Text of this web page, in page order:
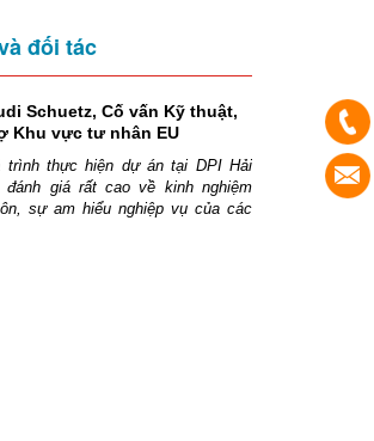
đối tác
Schuetz, Cố vấn Kỹ thuật,
Khu vực tư nhân EU
trình thực hiện dự án tại DPI Hải
đánh giá rất cao về kinh nghiệm
sự am hiểu nghiệp vụ của các